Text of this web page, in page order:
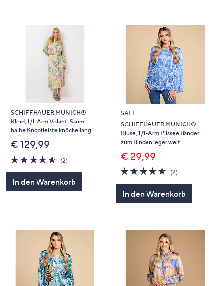
SCHIFFHAUER MUNICH®
Kleid, 1/1-Arm Volant-Saum
halbe Knopfleiste knöchellang
€ 129,99
4.5
von
(2)
In den Warenkorb
SALE
SCHIFFHAUER MUNICH®
Bluse, 1/1-Arm Plissee Bänder
zum Binden leger weit
€ 29,99
4.5
von
(2)
In den Warenkorb